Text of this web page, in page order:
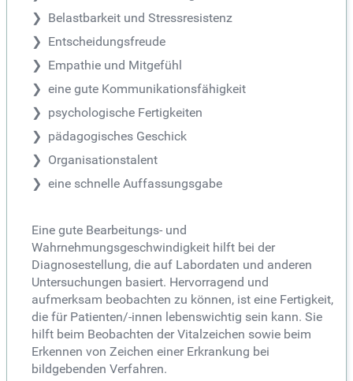
Belastbarkeit und Stressresistenz
Entscheidungsfreude
Empathie und Mitgefühl
eine gute Kommunikationsfähigkeit
psychologische Fertigkeiten
pädagogisches Geschick
Organisationstalent
eine schnelle Auffassungsgabe
Eine gute Bearbeitungs- und
Wahrnehmungsgeschwindigkeit hilft bei der
Diagnosestellung, die auf Labordaten und anderen
Untersuchungen basiert. Hervorragend und
aufmerksam beobachten zu können, ist eine Fertigkeit,
die für Patienten/-innen lebenswichtig sein kann. Sie
hilft beim Beobachten der Vitalzeichen sowie beim
Erkennen von Zeichen einer Erkrankung bei
bildgebenden Verfahren.